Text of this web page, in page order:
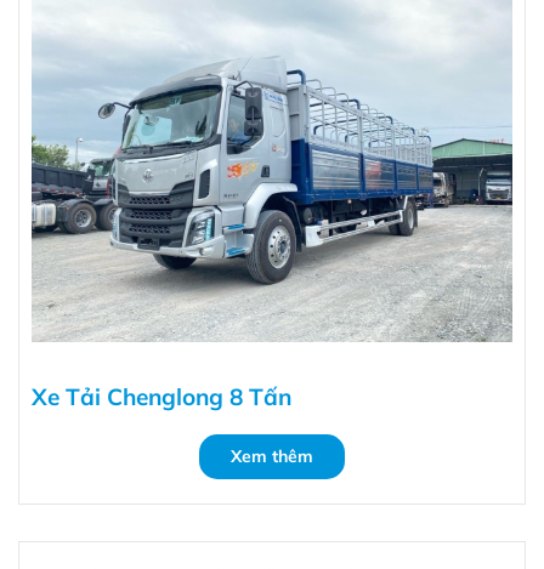
Xe Tải Chenglong 8 Tấn
Xem thêm